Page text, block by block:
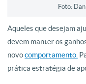
Foto:
Aqueles que desejam
devem manter os
novocomportamento.
prática estratégia de